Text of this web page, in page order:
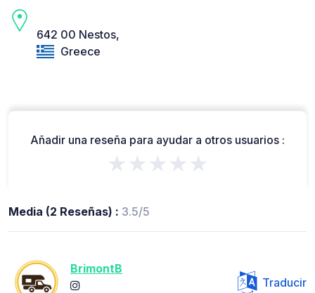
642 00 Nestos,
Greece
Añadir una reseña para ayudar a otros usuarios :
★★★★★
Media (2 Reseñas) : 3.5/5
BrimontB
Traducir